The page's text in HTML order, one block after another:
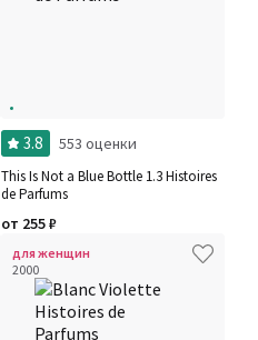
3.8 553 оценки
This Is Not a Blue Bottle 1.3 Histoires
de Parfums
от 255₽
для женщин
2000